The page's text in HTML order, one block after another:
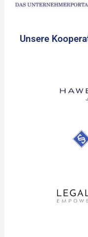
Unsere